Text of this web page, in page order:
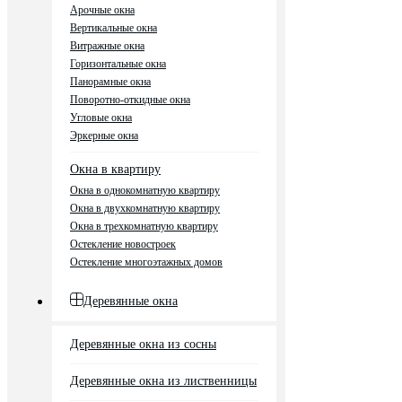
Арочные окна
Вертикальные окна
Витражные окна
Горизонтальные окна
Панорамные окна
Поворотно-откидные окна
Угловые окна
Эркерные окна
Окна в квартиру
Окна в однокомнатную квартиру
Окна в двухкомнатную квартиру
Окна в трехкомнатную квартиру
Остекление новостроек
Остекление многоэтажных домов
Деревянные окна
Деревянные окна из сосны
Деревянные окна из лиственницы